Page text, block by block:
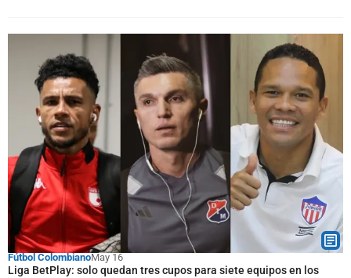
Fútbol ColombianoMay 16
Liga BetPlay: solo quedan tres cupos para siete equipos en los